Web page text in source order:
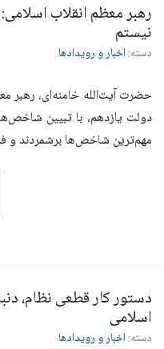
رهبر معظم انقلاب
نيستم
دسته:اخبار و رویدادها
حضرت آیت‌الله خامنه‌ای، رهبر
دولت یازدهم، با تبیین
مهم‌ترين شاخص‌ها برشمردند و
دستور کار قطعی نظام،
اسلامی
دسته:اخبار و رویدادها